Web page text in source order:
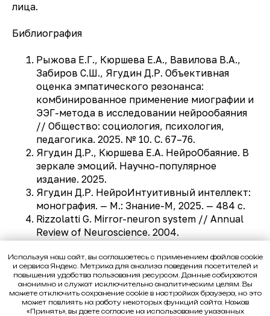
Используя наш сайт, вы соглашаетесь с применением файлов cookie
и сервиса Яндекс. Метрика для анализа поведения посетителей и
повышения удобства пользования ресурсом. Данные собираются
анонимно и служат исключительно аналитическим целям. Вы
можете отключить сохранение cookie в настройках браузера, но это
может повлиять на работу некоторых функций сайта. Нажав
«Принять», вы даете согласие на использование указанных
лица.
Библиография
Рыжова Е.Г., Кюршева Е.А., Вавилова В.А.,
Забиров С.Ш., Ягудин Д.Р. Объективная
оценка эмпатического резонанса:
комбинированное применение миографии и
ЭЭГ-метода в исследовании нейрообаяния
// Общество: социология, психология,
педагогика. 2025. № 10. С. 67–76.
Ягудин Д.Р., Кюршева Е.А. НейроОбаяние. В
зеркале эмоций. Научно-популярное
издание. 2025.
Ягудин Д.Р. НейроИнтуитивный интеллект:
монография. — М.: Знание-М, 2025. — 484 с.
Rizzolatti G. Mirror-neuron system // Annual
Review of Neuroscience. 2004.
психологических факторов на физическое
состояние человека. 2025.
Материалы научной школы МНУ по
реабилитации механизма эмпатии (2024–
2025).